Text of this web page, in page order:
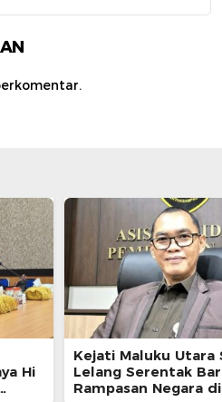
Hi
Kejati Maluku Utara
Lelang Serentak
Rampasan Negara